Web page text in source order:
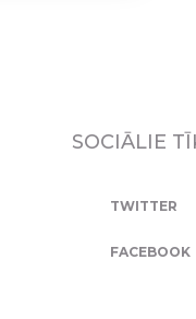
SOCIĀLIE
TWITTER
FACEBOOK